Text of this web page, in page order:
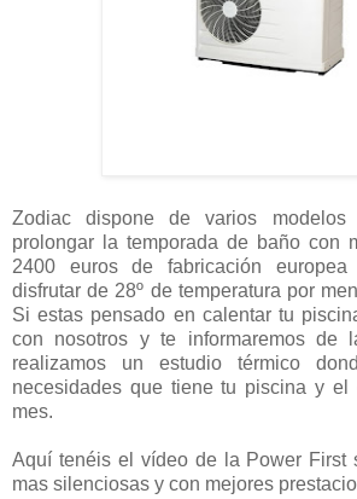
Zodiac dispone de varios modelos
prolongar la temporada de baño con
2400 euros de fabricación
disfrutar de 28º de temperatura por
Si estas pensado en calentar tu
con nosotros y te informaremos de
realizamos un estudio térmico
necesidades que tiene tu piscina y
mes.
Aquí tenéis el vídeo de la Power First
mas silenciosas y con mejores